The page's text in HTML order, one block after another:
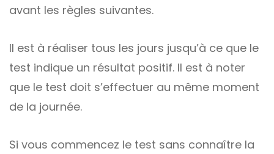
avant les règles suivantes.
Il est à réaliser tous les jours jusqu’à ce que le
test indique un résultat positif. Il est à noter
que le test doit s’effectuer au même moment
de la journée.
Si vous commencez le test sans connaître la